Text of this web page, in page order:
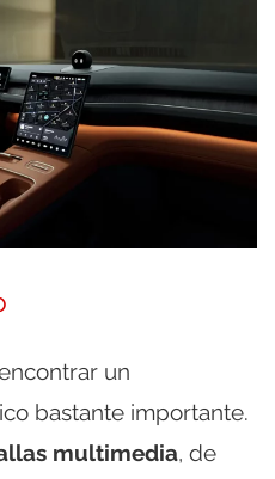
un
bastante importante.
multimedia, de